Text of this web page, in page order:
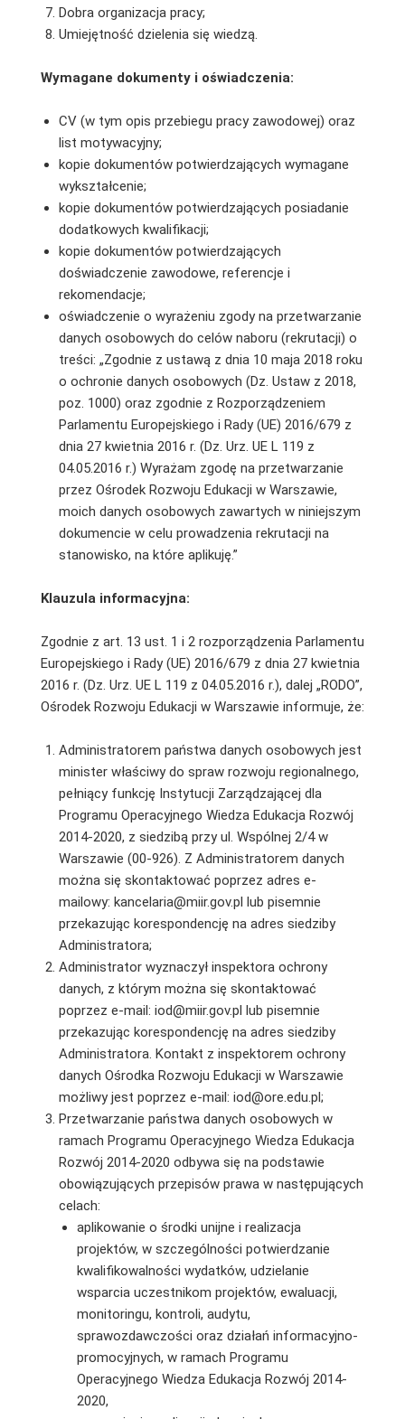
Dobra organizacja pracy;
Umiejętność dzielenia się wiedzą.
Wymagane dokumenty i oświadczenia:
CV (w tym opis przebiegu pracy zawodowej) oraz
list motywacyjny;
kopie dokumentów potwierdzających wymagane
wykształcenie;
kopie dokumentów potwierdzających posiadanie
dodatkowych kwalifikacji;
kopie dokumentów potwierdzających
doświadczenie zawodowe, referencje i
rekomendacje;
oświadczenie o wyrażeniu zgody na przetwarzanie
danych osobowych do celów naboru (rekrutacji) o
treści: „Zgodnie z ustawą z dnia 10 maja 2018 roku
o ochronie danych osobowych (Dz. Ustaw z 2018,
poz. 1000) oraz zgodnie z Rozporządzeniem
Parlamentu Europejskiego i Rady (UE) 2016/679 z
dnia 27 kwietnia 2016 r. (Dz. Urz. UE L 119 z
04.05.2016 r.) Wyrażam zgodę na przetwarzanie
przez Ośrodek Rozwoju Edukacji w Warszawie,
moich danych osobowych zawartych w niniejszym
dokumencie w celu prowadzenia rekrutacji na
stanowisko, na które aplikuję.”
Klauzula informacyjna:
Zgodnie z art. 13 ust. 1 i 2 rozporządzenia Parlamentu
Europejskiego i Rady (UE) 2016/679 z dnia 27 kwietnia
2016 r. (Dz. Urz. UE L 119 z 04.05.2016 r.), dalej „RODO”,
Ośrodek Rozwoju Edukacji w Warszawie informuje, że:
Administratorem państwa danych osobowych jest
minister właściwy do spraw rozwoju regionalnego,
pełniący funkcję Instytucji Zarządzającej dla
Programu Operacyjnego Wiedza Edukacja Rozwój
2014-2020, z siedzibą przy ul. Wspólnej 2/4 w
Warszawie (00-926). Z Administratorem danych
można się skontaktować poprzez adres e-
mailowy: kancelaria@miir.gov.pl lub pisemnie
przekazując korespondencję na adres siedziby
Administratora;
Administrator wyznaczył inspektora ochrony
danych, z którym można się skontaktować
poprzez e-mail: iod@miir.gov.pl lub pisemnie
przekazując korespondencję na adres siedziby
Administratora. Kontakt z inspektorem ochrony
danych Ośrodka Rozwoju Edukacji w Warszawie
możliwy jest poprzez e-mail: iod@ore.edu.pl;
Przetwarzanie państwa danych osobowych w
ramach Programu Operacyjnego Wiedza Edukacja
Rozwój 2014-2020 odbywa się na podstawie
obowiązujących przepisów prawa w następujących
celach:
aplikowanie o środki unijne i realizacja
projektów, w szczególności potwierdzanie
kwalifikowalności wydatków, udzielanie
wsparcia uczestnikom projektów, ewaluacji,
monitoringu, kontroli, audytu,
sprawozdawczości oraz działań informacyjno-
promocyjnych, w ramach Programu
Operacyjnego Wiedza Edukacja Rozwój 2014-
2020,